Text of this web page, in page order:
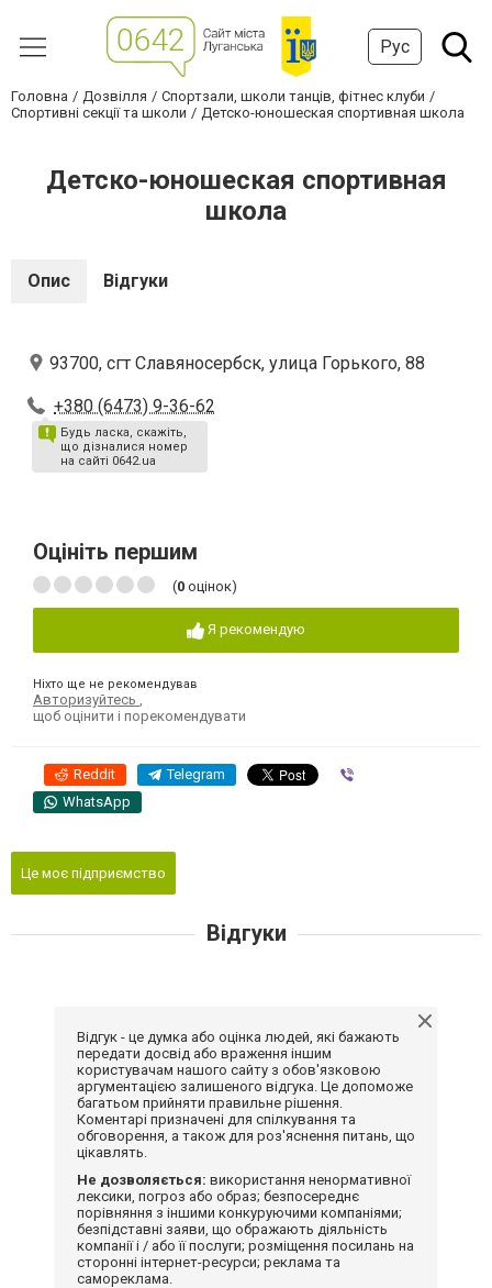
Рус
Головна Дозвілля
Спортзали, школи танців, фітнес клуби
Спортивні секції та школи
Детско-юношеская спортивная школа
Детско-юношеская спортивная
школа
Опис Відгуки
93700, сгт Славяносербск, улица Горького, 88
+380 (6473) 9-36-62
Будь ласка, скажіть,
що дізналися номер
на сайті 0642.ua
Оцініть першим
(0 оцінок)
Я рекомендую
Ніхто ще не рекомендував
Авторизуйтесь
щоб оцінити і порекомендувати
Reddit Telegram
WhatsApp
Це моє підприємство
Відгуки
Відгук - це думка або оцінка людей, які бажають
передати досвід або враження іншим
користувачам нашого сайту з обов'язковою
аргументацією залишеного відгука. Це допоможе
багатьом прийняти правильне рішення.
Коментарі призначені для спілкування та
обговорення, а також для роз'яснення питань, що
цікавлять.
Не дозволяється: використання ненормативної
лексики, погроз або образ; безпосереднє
порівняння з іншими конкуруючими компаніями;
безпідставні заяви, що ображають діяльність
компанії і / або її послуги; розміщення посилань на
сторонні інтернет-ресурси; реклама та
самореклама.